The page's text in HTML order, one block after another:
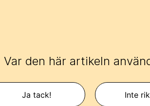
Var den här artikeln
Ja tack! Inte